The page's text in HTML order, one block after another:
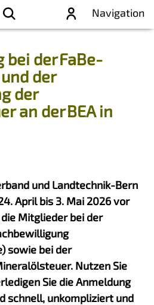
Navigation
der FaBe-
der
der
an der BEA in
und Landtechnik-Bern
April bis 3. Mai 2026 vor
Mitglieder bei der
sowie bei der
Nutzen Sie
Sie die Anmeldung
schnell, unkompliziert und